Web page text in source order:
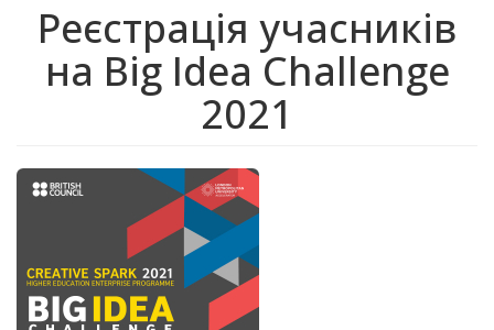
Реєстрація учасників
на Big Idea Challenge
2021